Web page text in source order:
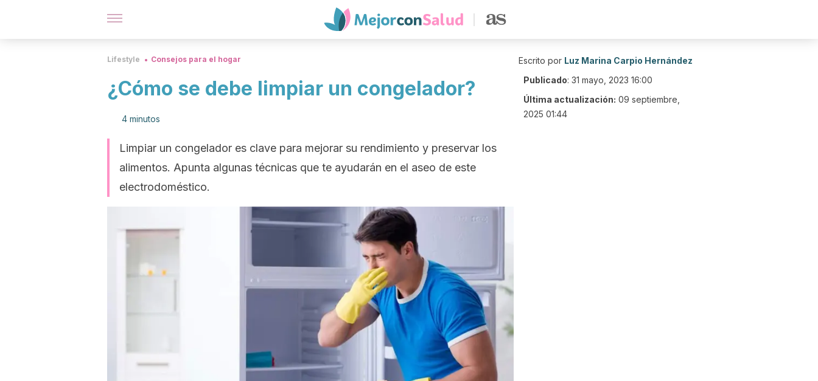
Lifestyle Consejos para el hogar
¿Cómo se debe limpiar un congelador?
4 minutos
Limpiar un congelador es clave para mejorar su rendimiento y preservar los
alimentos. Apunta algunas técnicas que te ayudarán en el aseo de este
electrodoméstico.
Escrito por Luz Marina Carpio Hernández
Publicado: 31 mayo, 2023 16:00
Última actualización: 09 septiembre,
2025 01:44